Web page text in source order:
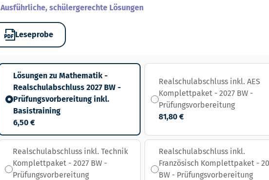
Ausführliche, schülergerechte Lösungen
Leseprobe
Lösungen zu Mathematik -
Realschulabschluss 2027 BW -
Prüfungsvorbereitung inkl.
Basistraining
6,50 €
Realschulabschluss inkl. AES
Komplettpaket - 2027 BW -
Prüfungsvorbereitung
81,80 €
Realschulabschluss inkl. Technik
Komplettpaket - 2027 BW -
Prüfungsvorbereitung
Realschulabschluss inkl.
Französisch Komplettpaket -
BW - Prüfungsvorbereitung